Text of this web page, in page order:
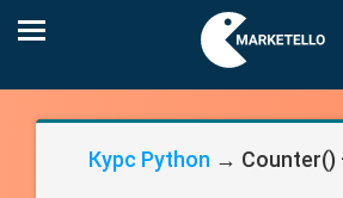
Курс Python → Counter()